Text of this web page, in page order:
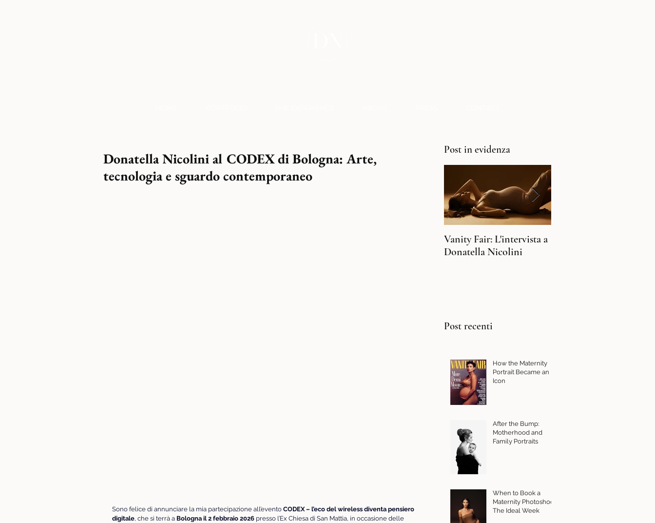
Donatella Nicolini al CODEX di Bologna: Arte,
tecnologia e sguardo contemporaneo
Sono felice di annunciare la mia partecipazione all’evento CODEX – l’eco del wireless diventa pensiero
digitale, che si terrà a Bologna il 2 febbraio 2026 presso l’Ex Chiesa di San Mattia, in occasione delle
Post in evidenza
Vanity Fair: L'intervista a
Donatella Nicolini
Post recenti
How the Maternity
Portrait Became an
Icon
After the Bump:
Motherhood and
Family Portraits
When to Book a
Maternity Photoshoot:
The Ideal Week